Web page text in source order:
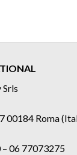
00184 Roma
06 77073275